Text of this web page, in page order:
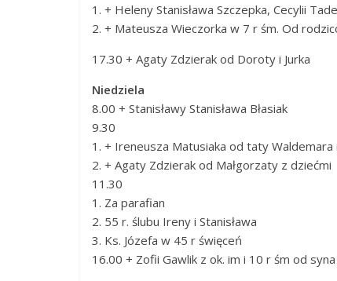
1. + Heleny Stanisława Szczepka, Cecylii
2. + Mateusza Wieczorka w 7 r śm. Od
17.30 + Agaty Zdzierak od Doroty i Jurka
Niedziela
8.00 + Stanisławy Stanisława Błasiak
9.30
1. + Ireneusza Matusiaka od taty Waldemara
2. + Agaty Zdzierak od Małgorzaty z dziećmi
11.30
1. Za parafian
2. 55 r. ślubu Ireny i Stanisława
3. Ks. Józefa w 45 r święceń
16.00 + Zofii Gawlik z ok. im i 10 r śm od